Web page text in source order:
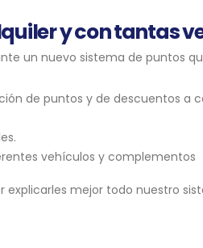
y con tantas
un nuevo sistema de puntos
de puntos y de descuentos a
vehículos y complementos
mejor todo nuestro